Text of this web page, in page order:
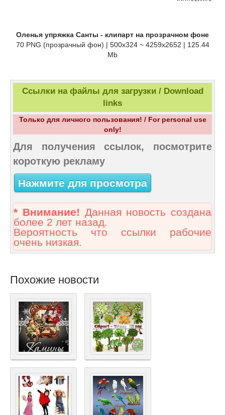
Оленья упряжка Санты - клипарт на прозрачном фоне
70 PNG (прозрачный фон) | 500х324 ~ 4259х2652 | 125.44
Mb
Ссылки на файлы для загрузки / Download
links
Только для личного пользования! / For personal use
only!
Для получения ссылок, посмотрите
короткую рекламу
Нажмите для просмотра
* Внимание! Данная новость создана
более 2 лет назад.
Вероятность что ссылки рабочие
очень низкая.
Похожие новости